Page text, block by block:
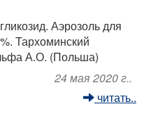
Аэрозоль для
Тархоминский
А.О. (Польша)
24 мая 2020 г..
читать..